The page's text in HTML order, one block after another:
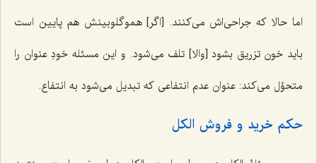
اما حالا که جراحی‌اش می‌کنند. [اگر] هموگلوبینش هم پایین است
باید خون تزریق بشود [والا] تلف می‌شود. و این مسئله خودِ عنوان را
متحوِّل می‌کند: عنوان عدم انتفاعی که تبدیل می‌شود به انتفاع.
حکم خرید و فروش الکل